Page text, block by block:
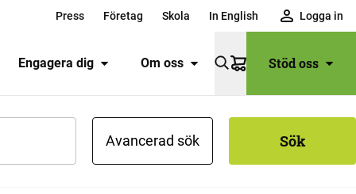
Press Företag Skola In English Logga in
Engagera dig Om oss
VarukorgStöd oss
Avancerad sök Sök